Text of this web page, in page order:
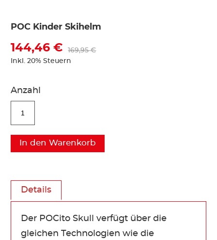
POC Kinder Skihelm
144,46 €
169,95 €
Inkl. 20% Steuern
Anzahl
In den Warenkorb
Details
Der POCito Skull verfügt über die
gleichen Technologien wie die